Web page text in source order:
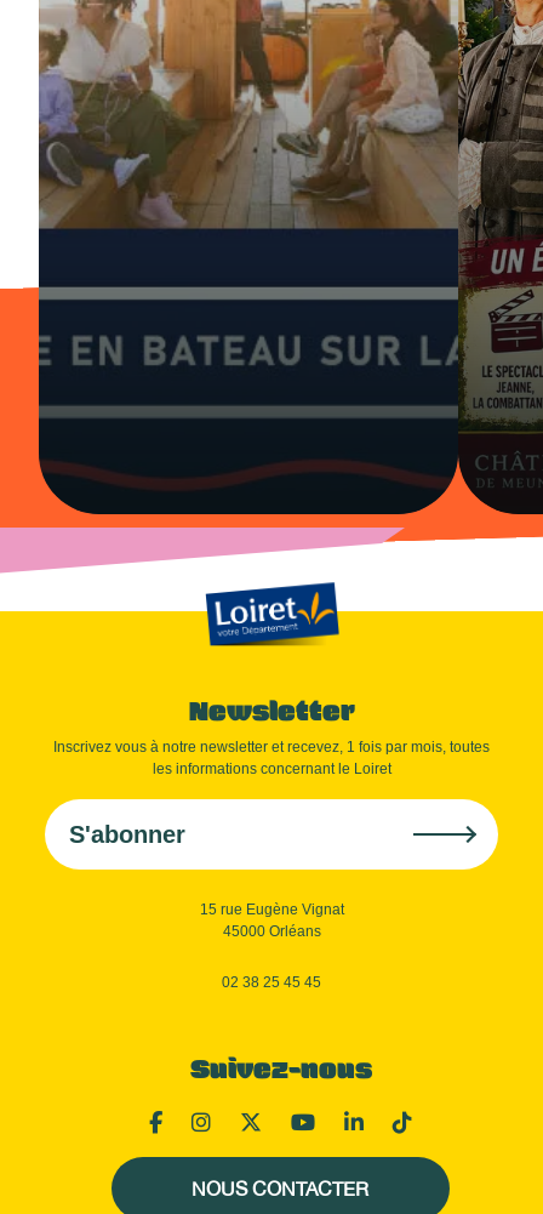
Newsletter
Inscrivez vous à notre newsletter et recevez, 1 fois par mois, toutes
les informations concernant le Loiret
S'abonner
15 rue Eugène Vignat
45000 Orléans
02 38 25 45 45
Suivez-nous
NOUS CONTACTER